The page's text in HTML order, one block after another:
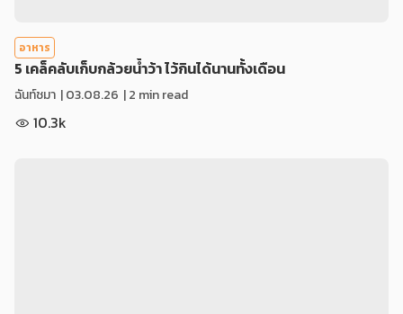
อาหาร
5 เคล็คลับเก็บกล้วยน้ำว้า ไว้กินได้นานทั้งเดือน
ฉันท์ชมา |03.08.26 | 2 min read
10.3k